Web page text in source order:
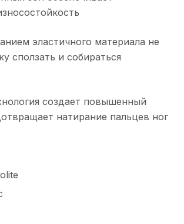
эластичного материала не
сползать и собираться
создает повышенный
натирание пальцев ног